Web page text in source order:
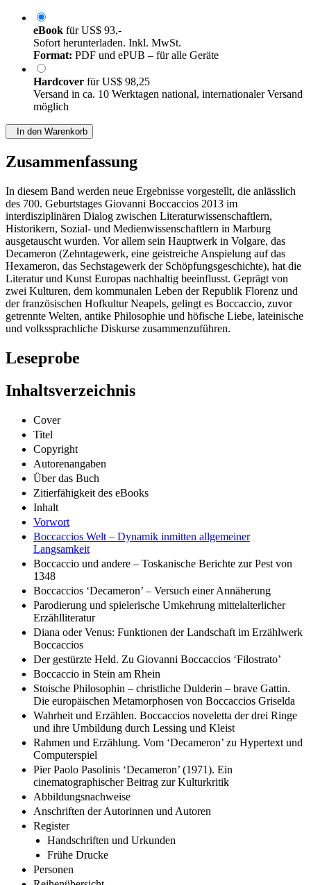
eBook fürUS$ 93,-
Sofort herunterladen. Inkl. MwSt.
Format: PDF und ePUB – für alle Geräte
Hardcover fürUS$ 98,25
Versand in ca. 10 Werktagen national, internationaler Versand
möglich
In den Warenkorb
Zusammenfassung
In diesem Band werden neue Ergebnisse vorgestellt, die anlässlich
des 700. Geburtstages Giovanni Boccaccios 2013 im
interdisziplinären Dialog zwischen Literaturwissenschaftlern,
Historikern, Sozial- und Medienwissenschaftlern in Marburg
ausgetauscht wurden. Vor allem sein Hauptwerk in Volgare, das
Decameron (Zehntagewerk, eine geistreiche Anspielung auf das
Hexameron, das Sechstagewerk der Schöpfungsgeschichte), hat die
Literatur und Kunst Europas nachhaltig beeinflusst. Geprägt von
zwei Kulturen, dem kommunalen Leben der Republik Florenz und
der französischen Hofkultur Neapels, gelingt es Boccaccio, zuvor
getrennte Welten, antike Philosophie und höfische Liebe, lateinische
und volkssprachliche Diskurse zusammenzuführen.
Leseprobe
Inhaltsverzeichnis
Cover
Titel
Copyright
Autorenangaben
Über das Buch
Zitierfähigkeit des eBooks
Inhalt
Vorwort
Boccaccios Welt – Dynamik inmitten allgemeiner
Langsamkeit
Boccaccio und andere – Toskanische Berichte zur Pest von
1348
Boccaccios ‘Decameron’ – Versuch einer Annäherung
Parodierung und spielerische Umkehrung mittelalterlicher
Erzählliteratur
Diana oder Venus: Funktionen der Landschaft im Erzählwerk
Boccaccios
Der gestürzte Held. Zu Giovanni Boccaccios ‘Filostrato’
Boccaccio in Stein am Rhein
Stoische Philosophin – christliche Dulderin – brave Gattin.
Die europäischen Metamorphosen von Boccaccios Griselda
Wahrheit und Erzählen. Boccaccios noveletta der drei Ringe
und ihre Umbildung durch Lessing und Kleist
Rahmen und Erzählung. Vom ‘Decameron’ zu Hypertext und
Computerspiel
Pier Paolo Pasolinis ‘Decameron’ (1971). Ein
cinematographischer Beitrag zur Kulturkritik
Abbildungsnachweise
Anschriften der Autorinnen und Autoren
Register
Handschriften und Urkunden
Frühe Drucke
Personen